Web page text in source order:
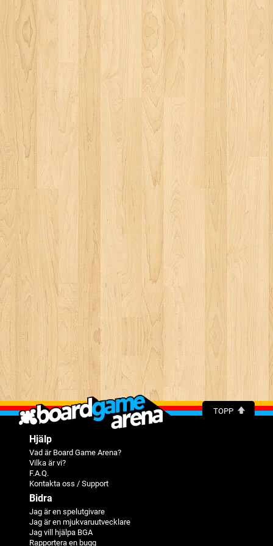
TOPP
Hjälp
Vad är Board Game Arena?
Vilka är vi?
F.A.Q.
Kontakta oss / Support
Bidra
Jag är en spelutgivare
Jag är en mjukvaruutvecklare
Jag vill hjälpa BGA
Rapportera en bugg